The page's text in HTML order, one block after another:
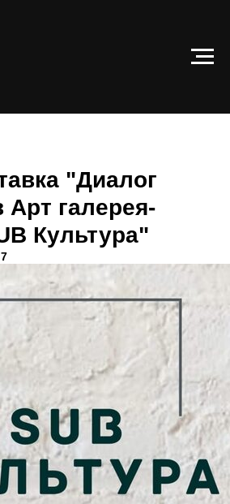
"Диалог
Арт галерея-
Культура"